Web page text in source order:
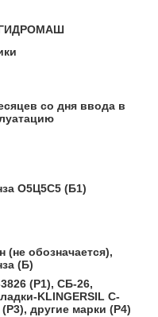
со дня ввода в
О5Ц5С5 (Б1)
(не обозначается),
(Б)
(Р1), СБ-26,
KLINGERSIL C-
(Р3), другие марки (Р4)